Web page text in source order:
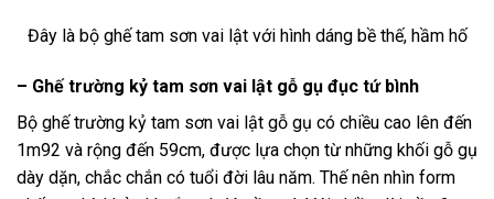
Đây là bộ ghế tam sơn vai lật với hình dáng bề thế, hầm hố
– Ghế trường kỷ tam sơn vai lật gỗ gụ đục tứ bình
Bộ ghế trường kỷ tam sơn vai lật gỗ gụ có chiều cao lên đến
1m92 và rộng đến 59cm, được lựa chọn từ những khối gỗ gụ
dày dặn, chắc chắn có tuổi đời lâu năm. Thế nên nhìn form